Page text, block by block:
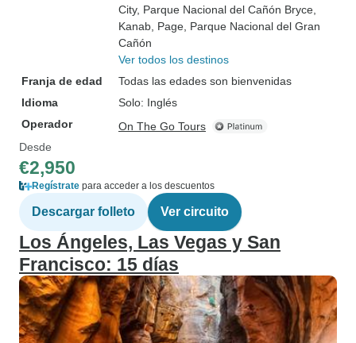
City, Parque Nacional del Cañón Bryce
Kanab , Page , Parque Nacional del Gran
Cañón
Ver todos los destinos
Franja de edad
Todas las edades son bienvenidas
Idioma
Solo: Inglés
Operador
On The Go Tours
Desde
€2,950
Regístrate para acceder a los descuentos
Descargar folleto Ver circuito
Los Ángeles, Las Vegas y San
Francisco: 15 días